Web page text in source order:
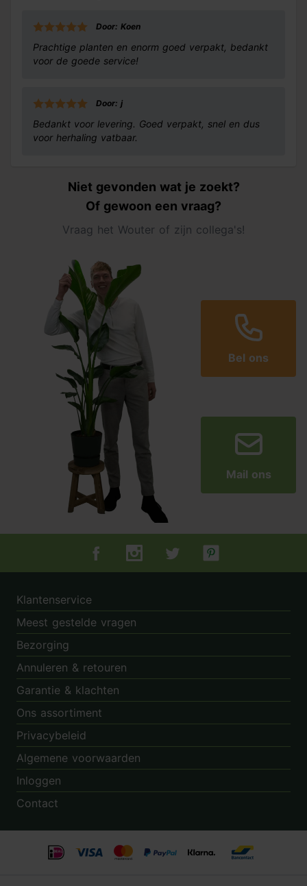
Door: Koen
Prachtige planten en enorm goed verpakt, bedankt
voor de goede service!
Door: j
Bedankt voor levering. Goed verpakt, snel en dus
voor herhaling vatbaar.
Niet gevonden wat je zoekt?
Of gewoon een vraag?
Vraag het Wouter of zijn collega's!
Bel ons
Mail ons
Tuincentrum.nl op Facebook
Tuincentrum.nl op Instagram
Tuincentrum.nl op Twitter
Tuincentrum.nl op
Klantenservice
Meest gestelde vragen
Bezorging
Annuleren & retouren
Garantie & klachten
Ons assortiment
Privacybeleid
Algemene voorwaarden
Inloggen
Contact